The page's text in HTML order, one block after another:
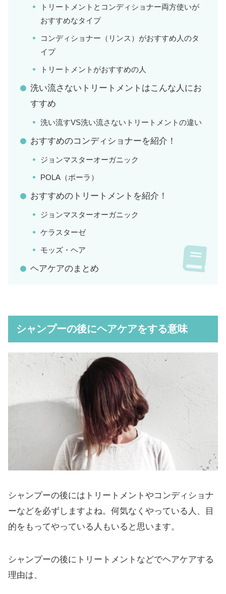
トリートメントとコンディショナー両方使いが
おすすめなタイプ
コンディショナー（リンス）がおすすめ人のタ
イプ
トリートメントがおすすめの人
洗い流さないトリートメントはこんな人にお
すすめ
洗い流すVS洗い流さないトリートメントの違い
おすすめのコンディショナーを紹介！
ジョンマスターオーガニック
POLA（ポーラ）
おすすめのトリートメントを紹介！
ジョンマスターオーガニック
ケラスターゼ
モッズ・ヘア
ヘアケアのまとめ
シャンプーの後にヘアケアをする意味
シャンプーの後にはトリートメントやコンディショナ
ーなどを必ずしますよね。何気なくやっている人、目
的をもってやっている人もいると思います。
シャンプーの後にトリートメントなどでヘアケアする
理由は、